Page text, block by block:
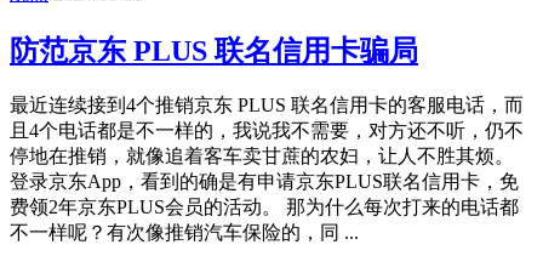
防范京东 PLUS 联名信用卡骗局
最近连续接到4个推销京东 PLUS 联名信用卡的客服电话，而
且4个电话都是不一样的，我说我不需要，对方还不听，仍不
停地在推销，就像追着客车卖甘蔗的农妇，让人不胜其烦。
登录京东App，看到的确是有申请京东PLUS联名信用卡，免
费领2年京东PLUS会员的活动。 那为什么每次打来的电话都
不一样呢？有次像推销汽车保险的，同 ...